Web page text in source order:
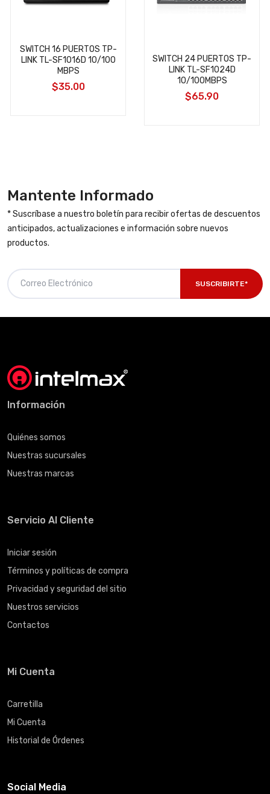
SWITCH 16 PUERTOS TP-
LINK TL-SF1016D 10/100
MBPS
$35.00
SWITCH 24 PUERTOS TP-
LINK TL-SF1024D
10/100MBPS
$65.90
Mantente Informado
* Suscríbase a nuestro boletín para recibir ofertas de descuentos
anticipados, actualizaciones e información sobre nuevos
productos.
SUSCRIBIRTE*
Información
Quiénes somos
Nuestras sucursales
Nuestras marcas
Servicio Al Cliente
Iniciar sesión
Términos y políticas de compra
Privacidad y seguridad del sitio
Nuestros servicios
Contactos
Mi Cuenta
Carretilla
Mi Cuenta
Historial de Órdenes
Social Media